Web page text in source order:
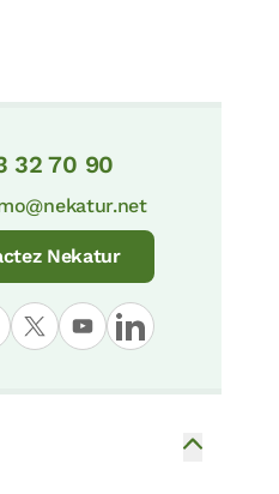
32 70 90
Nekatur